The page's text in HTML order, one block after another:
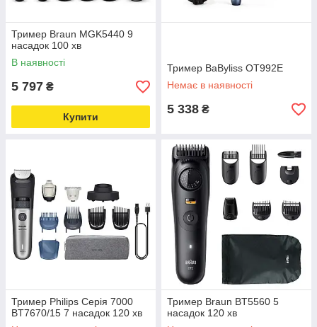
Тример Braun MGK5440 9
насадок 100 хв
В наявності
5 797 ₴
Купити
Тример BaByliss OT992E
Немає в наявності
5 338 ₴
Тример Philips Серія 7000
BT7670/15 7 насадок 120 хв
Тример Braun BT5560 5
насадок 120 хв